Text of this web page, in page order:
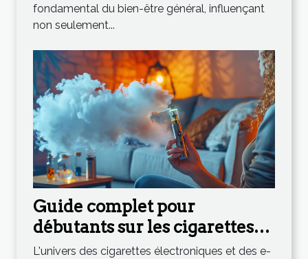
fondamental du bien-être général, influençant
non seulement...
Guide complet pour
débutants sur les cigarettes
électroniques et e-liquides
L'univers des cigarettes électroniques et des e-